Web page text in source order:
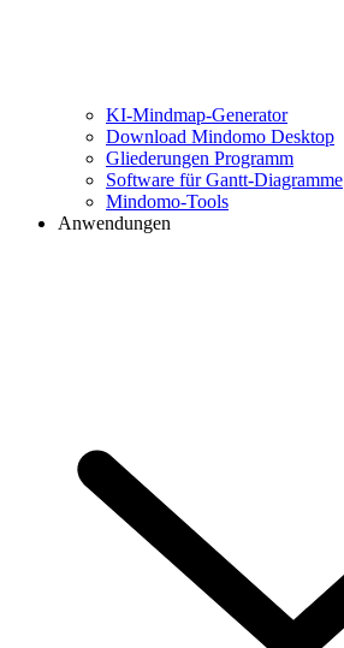
KI-Mindmap-Generator
Download Mindomo Desktop
Gliederungen Programm
Software für Gantt-Diagramme
Mindomo-Tools
Anwendungen